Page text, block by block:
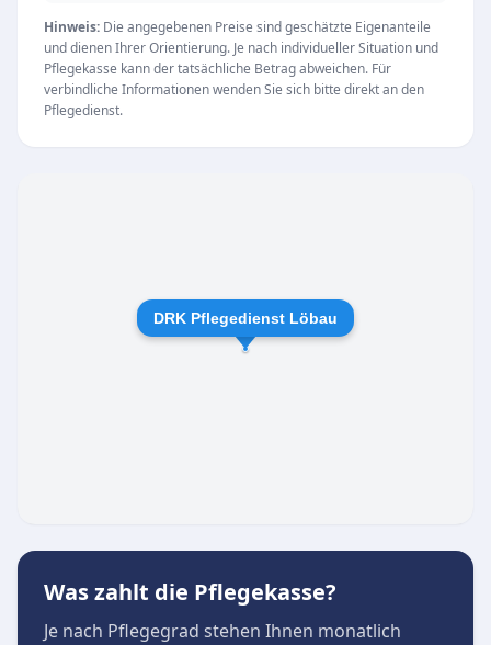
Unsere Leistungen
Der Fokus der Einrichtung liegt auf der
professionellen ambulanten Pflege, die es den
Patienten ermöglicht, so lange wie möglich in
ihrem vertrauten häuslichen Umfeld zu
Einfühlsames und hilfsbereites Personal, das
von Patienten und Angehörigen sehr geschätzt
stellt der DRK Pflegedienst Löbau eine
verlässliche und würdevolle Versorgung im
Hinweis: Die angegebenen Preise sind geschätzte Eigenanteile
und dienen Ihrer Orientierung. Je nach individueller Situation und
Pflegekasse kann der tatsächliche Betrag abweichen. Für
verbindliche Informationen wenden Sie sich bitte direkt an den
Pflegedienst.
DRK Pflegedienst Löbau
Was zahlt die Pflegekasse?
Je nach Pflegegrad stehen Ihnen monatlich